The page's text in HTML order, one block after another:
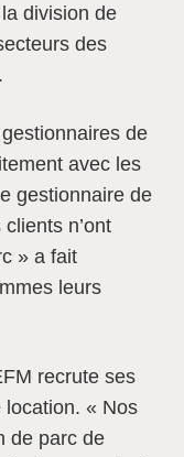
division de
des
de
avec les
gestionnaire de
n’ont
» a fait
leurs
recrute ses
location. « Nos
de parc de